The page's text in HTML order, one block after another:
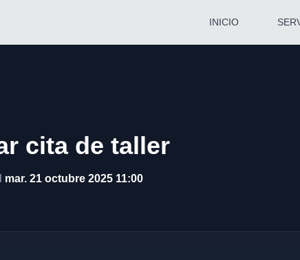
INICIO
cita de taller
mar. 21 octubre 2025 11:00